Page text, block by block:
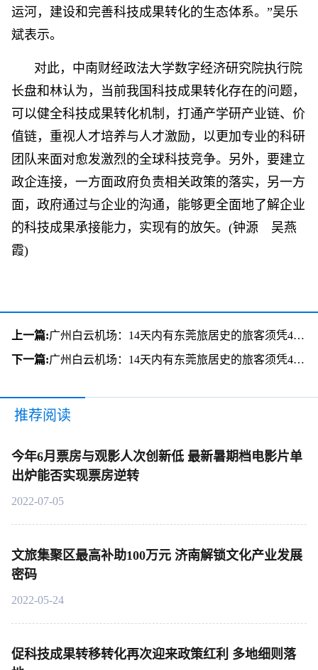
运河，建设和完善科技成果转化的生态体系。”吴乐
斌表示。
对此，中南财经政法大学数字经济研究院执行院
长盘和林认为，当前我国科技成果转化存在的问题，
可以健全科技成果转化机制，打通产学研产业链、价
值链，重视人才培养与人才激励，以更加专业的科研
团队来面对愈发激烈的全球科技竞争。另外，要建立
政企连接，一方面政府负责相关政策的落实，另一方
面，政府通过与企业的沟通，能够更全面地了解企业
的科技成果承接能力，实现有的放矢。(钟源 吴燕
霞)
上一篇:
广州白云机场：14天内有东莞旅居史的旅客须凭48小时核酸阴性证明乘机
下一篇:
广州白云机场：14天内有东莞旅居史的旅客须凭48小时核酸阴性证明乘机
推荐阅读
今年6月票房与观影人次创新低 最新暑期档电影片单
出炉能否实现票房逆转
2022-07-05
文旅集聚区最高补助100万元 济南解锁文化产业发展
密码
2022-05-24
促科技成果转移转化再次迎来政策红利 多地细则落